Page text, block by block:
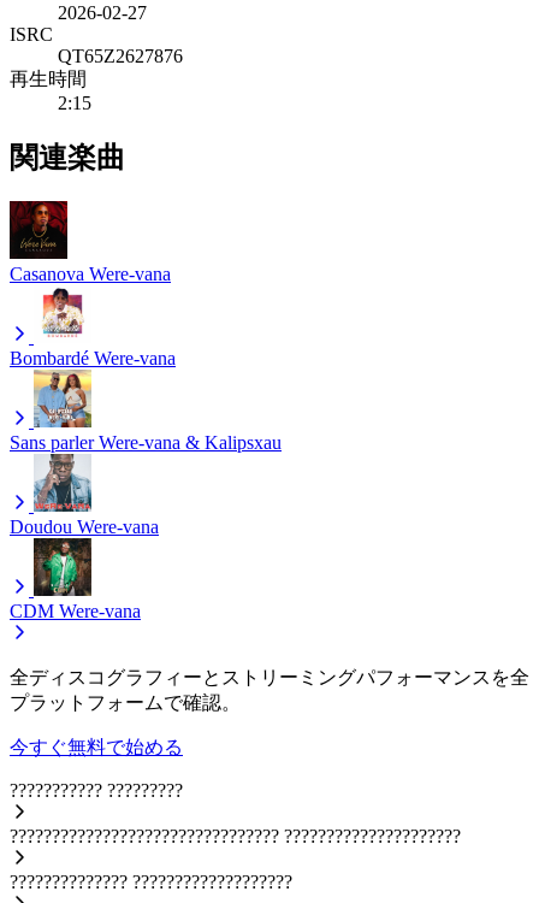
2026-02-27
ISRC
QT65Z2627876
再生時間
2:15
関連楽曲
Casanova Were-vana
Bombardé Were-vana
Sans parler Were-vana & Kalipsxau
Doudou Were-vana
CDM Were-vana
全ディスコグラフィーとストリーミングパフォーマンスを全
プラットフォームで確認。
今すぐ無料で始める
??????????? ?????????
???????????????????????????????? ?????????????????????
?????????????? ???????????????????